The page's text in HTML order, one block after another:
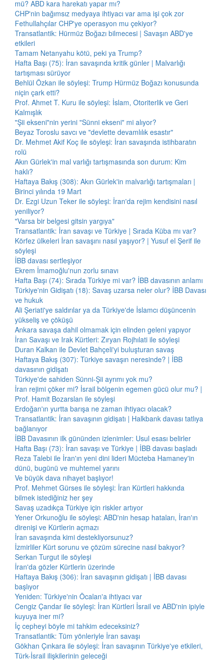
mü? ABD kara harekatı yapar mı?
CHP'nin bağımsız medyaya ihtiyacı var ama işi çok zor
Fethullahçılar CHP'ye operasyon mu çekiyor?
Transatlantik: Hürmüz Boğazı bilmecesi | Savaşın ABD'ye
etkileri
Tamam Netanyahu kötü, peki ya Trump?
Hafta Başı (75): İran savaşında kritik günler | Malvarlığı
tartışması sürüyor
Behlül Özkan ile söyleşi: Trump Hürmüz Boğazı konusunda
niçin çark etti?
Prof. Ahmet T. Kuru ile söyleşi: İslam, Otoriterlik ve Geri
Kalmışlık
"Şii ekseni"nin yerini "Sünni ekseni" mi alıyor?
Beyaz Toroslu savcı ve "devlette devamlılık esastır"
Dr. Mehmet Akif Koç ile söyleşi: İran savaşında istihbaratın
rolü
Akın Gürlek'in mal varlığı tartışmasında son durum: Kim
haklı?
Haftaya Bakış (308): Akın Gürlek'in malvarlığı tartışmaları |
Birinci yılında 19 Mart
Dr. Ezgi Uzun Teker ile söyleşi: İran'da rejim kendisini nasıl
yeniliyor?
"Varsa bir belgesi gitsin yargıya"
Transatlantik: İran savaşı ve Türkiye | Sırada Küba mı var?
Körfez ülkeleri İran savaşını nasıl yaşıyor? | Yusuf el Şerif ile
söyleşi
İBB davası sertleşiyor
Ekrem İmamoğlu'nun zorlu sınavı
Hafta Başı (74): Sırada Türkiye mi var? İBB davasının anlamı
Türkiye'nin Gidişatı (18): Savaş uzarsa neler olur? İBB Davası
ve hukuk
Ali Şeriati'ye saldırılar ya da Türkiye'de İslamcı düşüncenin
yükseliş ve çöküşü
Ankara savaşa dahil olmamak için elinden geleni yapıyor
İran Savaşı ve Irak Kürtleri: Zıryan Rojhılati ile söyleşi
Duran Kalkan ile Devlet Bahçeli'yi buluşturan savaş
Haftaya Bakış (307): Türkiye savaşın neresinde? | İBB
davasının gidişatı
Türkiye'de sahiden Sünni-Şii ayrımı yok mu?
İran rejimi çöker mi? İsrail bölgenin egemen gücü olur mu? |
Prof. Hamit Bozarslan ile söyleşi
Erdoğan'ın yurtta barışa ne zaman ihtiyacı olacak?
Transatlantik: İran savaşının gidişatı | Halkbank davası tatlıya
bağlanıyor
İBB Davasının ilk gününden izlenimler: Usul esası belirler
Hafta Başı (73): İran savaşı ve Türkiye | İBB davası başladı
Reza Talebi ile İran'ın yeni dini lideri Mücteba Hamaney'in
dünü, bugünü ve muhtemel yarını
Ve büyük dava nihayet başlıyor!
Prof. Mehmet Gürses ile söyleşi: İran Kürtleri hakkında
bilmek istediğiniz her şey
Savaş uzadıkça Türkiye için riskler artıyor
Yener Orkunoğlu ile söyleşi: ABD'nin hesap hataları, İran'ın
direnişi ve Kürtlerin açmazı
İran savaşında kimi destekliyorsunuz?
İzmirliler Kürt sorunu ve çözüm sürecine nasıl bakıyor?
Serkan Turgut ile söyleşi
İran'da gözler Kürtlerin üzerinde
Haftaya Bakış (306): İran savaşının gidişatı | İBB davası
başlıyor
Yeniden: Türkiye'nin Öcalan'a ihtiyacı var
Cengiz Çandar ile söyleşi: İran Kürtleri İsrail ve ABD'nin ipiyle
kuyuya iner mi?
İç cepheyi böyle mi tahkim edeceksiniz?
Transatlantik: Tüm yönleriyle İran savaşı
Gökhan Çınkara ile söyleşi: İran savaşının Türkiye'ye etkileri,
Türk-İsrail ilişkilerinin geleceği